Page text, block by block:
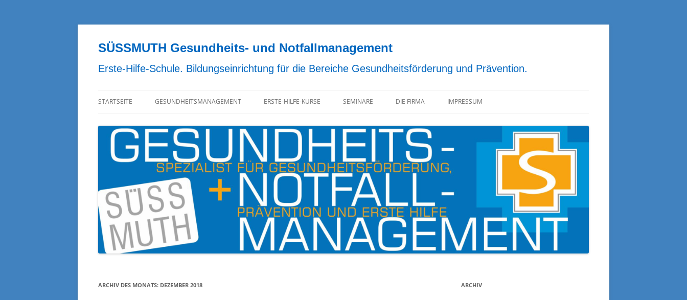
Zum
springenSÜSSMUTH Gesundheits- und Notfallmanagement
Erste-Hilfe-Schule. Bildungseinrichtung für die Bereiche Gesundheitsförderung und Prävention.
STARTSEITE GESUNDHEITSMANAGEMENT ERSTE-HILFE-KURSE SEMINARE DIE FIRMA IMPRESSUM
ARCHIV DES MONATS: DEZEMBER 2018 ARCHIV